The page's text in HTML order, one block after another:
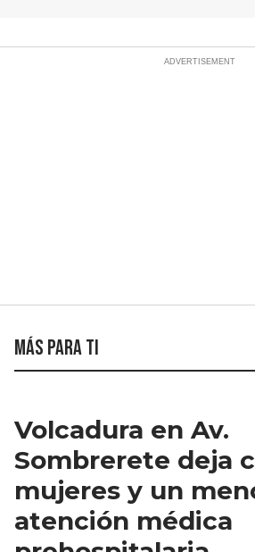
Más para ti
Volcadura en Av.
Sombrerete deja
mujeres y un
atención médica